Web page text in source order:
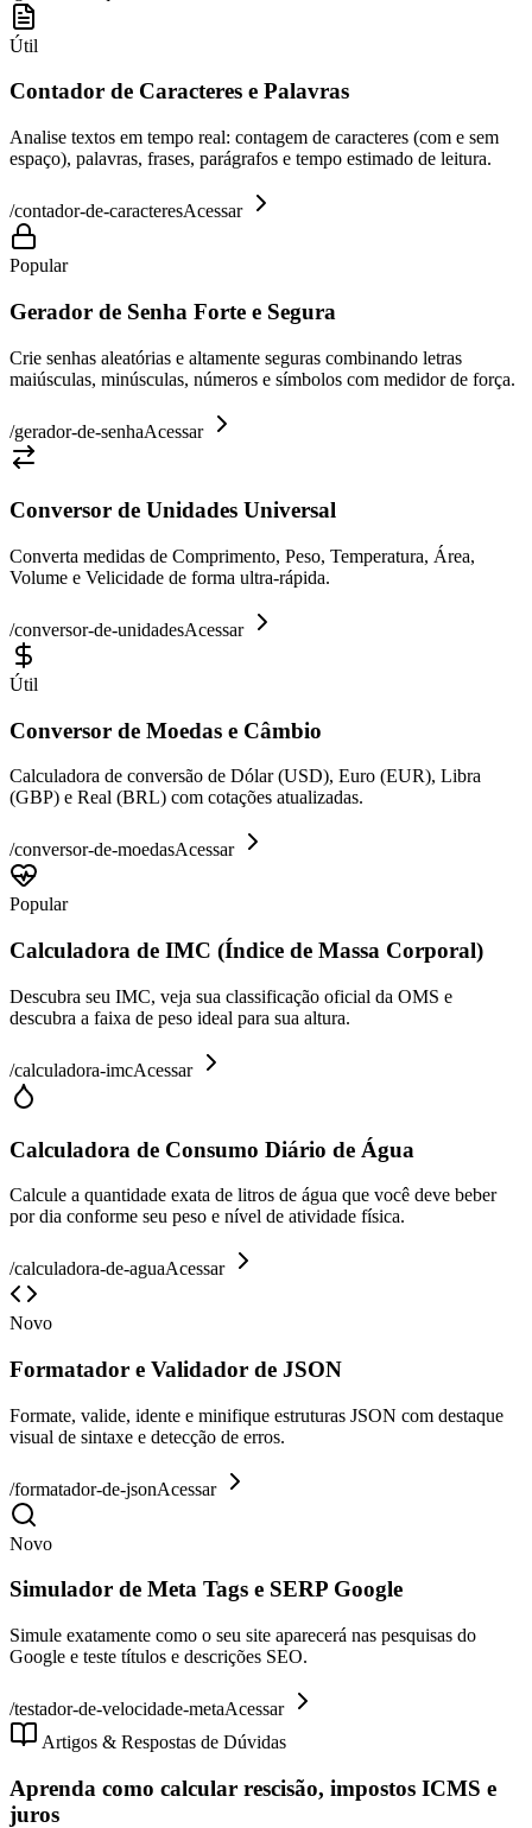
Útil
Contador de Caracteres e Palavras
Analise textos em tempo real: contagem de caracteres (com e sem
espaço), palavras, frases, parágrafos e tempo estimado de leitura.
/contador-de-caracteresAcessar
Popular
Gerador de Senha Forte e Segura
Crie senhas aleatórias e altamente seguras combinando letras
maiúsculas, minúsculas, números e símbolos com medidor de força.
/gerador-de-senhaAcessar
Conversor de Unidades Universal
Converta medidas de Comprimento, Peso, Temperatura, Área,
Volume e Velicidade de forma ultra-rápida.
/conversor-de-unidadesAcessar
Útil
Conversor de Moedas e Câmbio
Calculadora de conversão de Dólar (USD), Euro (EUR), Libra
(GBP) e Real (BRL) com cotações atualizadas.
/conversor-de-moedasAcessar
Popular
Calculadora de IMC (Índice de Massa Corporal)
Descubra seu IMC, veja sua classificação oficial da OMS e
descubra a faixa de peso ideal para sua altura.
/calculadora-imcAcessar
Calculadora de Consumo Diário de Água
Calcule a quantidade exata de litros de água que você deve beber
por dia conforme seu peso e nível de atividade física.
/calculadora-de-aguaAcessar
Novo
Formatador e Validador de JSON
Formate, valide, idente e minifique estruturas JSON com destaque
visual de sintaxe e detecção de erros.
/formatador-de-jsonAcessar
Novo
Simulador de Meta Tags e SERP Google
Simule exatamente como o seu site aparecerá nas pesquisas do
Google e teste títulos e descrições SEO.
/testador-de-velocidade-metaAcessar
Artigos & Respostas de Dúvidas
Aprenda como calcular rescisão, impostos ICMS e
juros